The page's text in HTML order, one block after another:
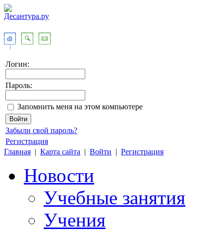
Логин:
Пароль:
Запомнить меня на этом компьютере
Забыли свой пароль?
Регистрация
Главная | Карта сайта | Войти | Регистрация
Новости
Учебные занятия
Учения